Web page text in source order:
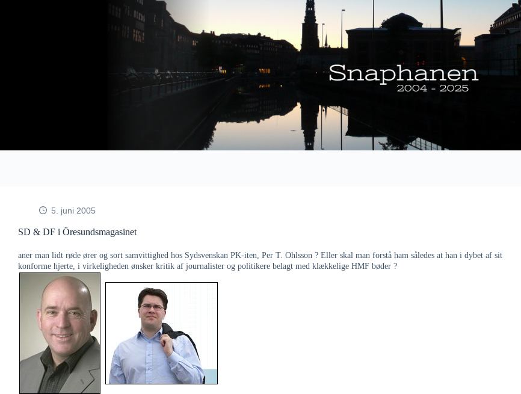
5. juni 2005
SD & DF i Öresundsmagasinet
aner man lidt røde ører og sort samvittighed hos Sydsvenskan PK-iten, Per T. Ohlsson ? Eller skal man forstå ham således at han i dybet af sit
konforme hjerte, i virkeligheden ønsker kritik af journalister og politikere belagt med klækkelige HMF bøder ?